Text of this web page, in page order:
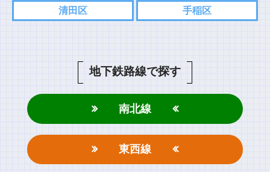
清田区 手稲区
地下鉄路線で探す
南北線
東西線